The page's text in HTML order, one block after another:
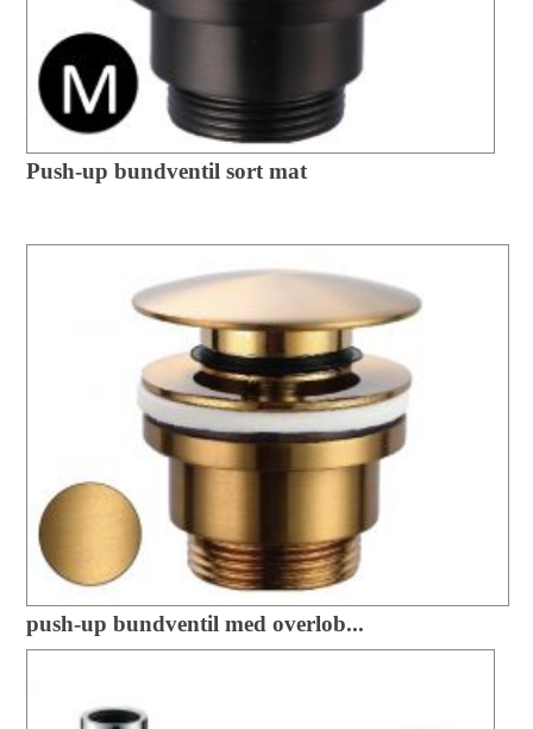
Push-up bundventil sort mat
push-up bundventil med overlob...